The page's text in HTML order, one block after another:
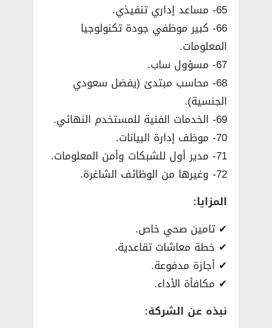
65- مساعد إداري تنفيذي.
66- كبير موظفي جودة تكنولوجيا
المعلومات.
67- مسؤول ساب.
68- محاسب مبتدئ (يفضل سعودي
الجنسية).
69- الخدمات الفنية للمستخدم النهائي.
70- موظف إدارة البيانات.
71- مدير أول للشبكات وأمن المعلومات.
72- وغيرها من الوظائف الشاغرة.
المزايا:
✔ تامين صحي خاص.
✔ خطة معاشات تقاعدية.
✔ أجازة مدفوعة.
✔ مكافأة الأداء.
نبذه عن الشركة: